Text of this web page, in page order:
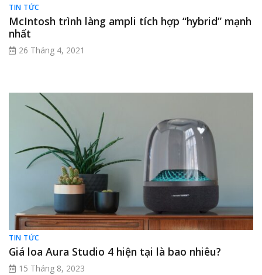
TIN TỨC
McIntosh trình làng ampli tích hợp “hybrid” mạnh
nhất
26 Tháng 4, 2021
TIN TỨC
Giá loa Aura Studio 4 hiện tại là bao nhiêu?
15 Tháng 8, 2023